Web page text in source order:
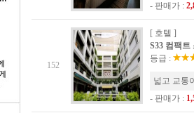
- 판매가 :
152
[ 호텔 ]
S33 컴팩
등급 :
넓고 교통
- 판매가 :